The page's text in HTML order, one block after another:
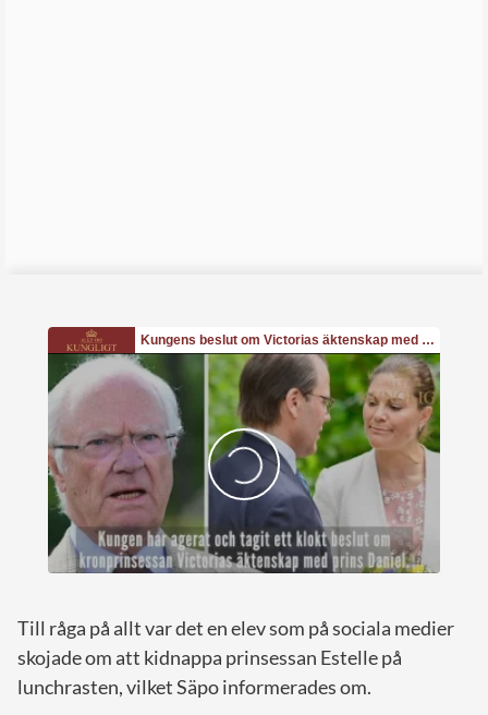
Till råga på allt var det en elev som på sociala medier
skojade om att kidnappa prinsessan Estelle på
lunchrasten, vilket Säpo informerades om.